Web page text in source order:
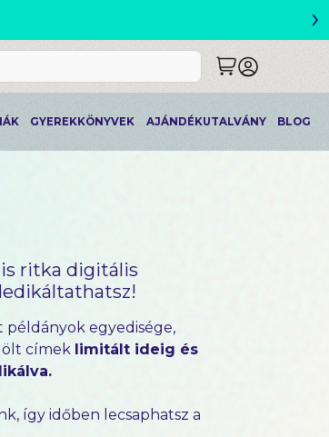
›
GYEREKKÖNYVEK AJÁNDÉKUTALVÁNY BLOG
ritka digitális
egyedisége,
címek limitált ideig és
így időben lecsaphatsz a